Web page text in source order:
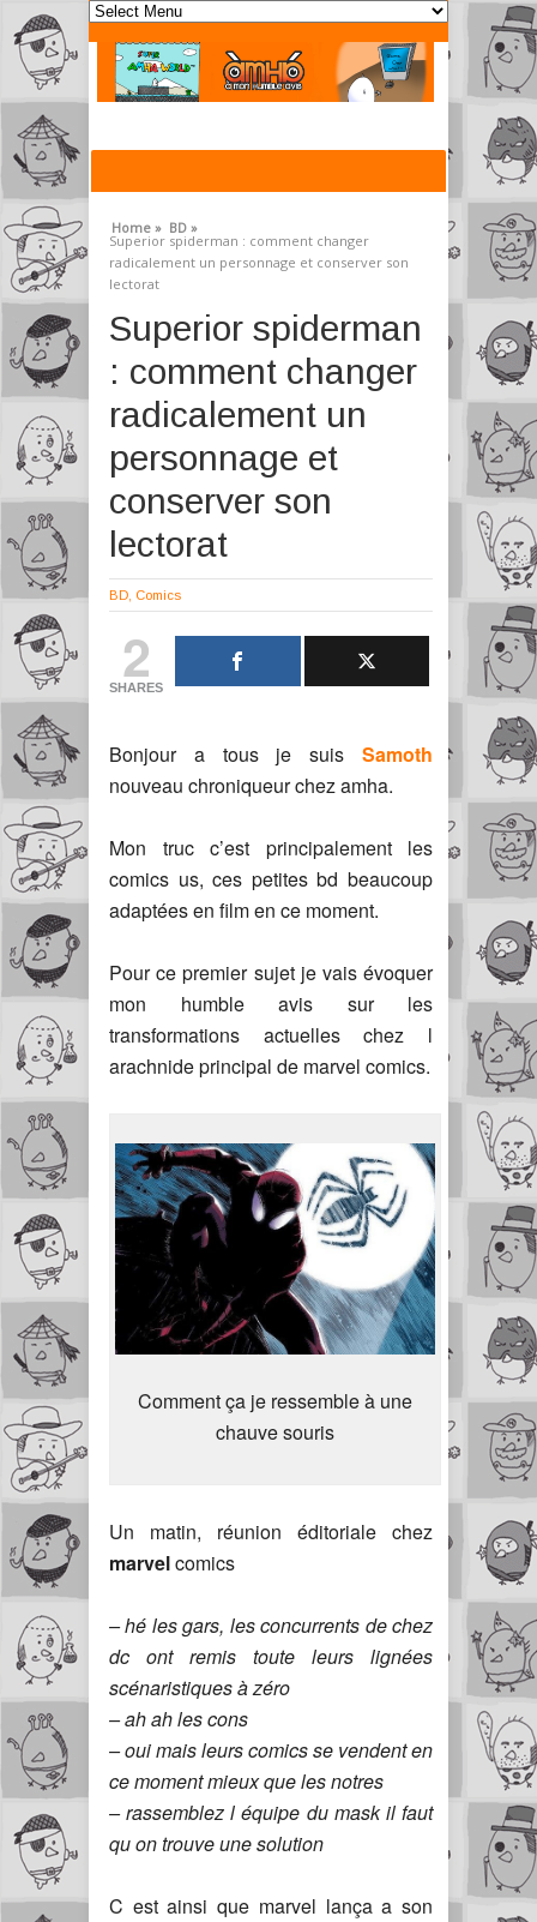
Home » BD »
Superior spiderman : comment changer
radicalement un personnage et conserver son
lectorat
Superior spiderman
: comment changer
radicalement un
personnage et
conserver son
lectorat
BD Comics
2
SHARES
Bonjour a tous je suis Samoth
nouveau chroniqueur chez amha.
Mon truc c’est principalement les
comics us, ces petites bd beaucoup
adaptées en film en ce moment.
Pour ce premier sujet je vais évoquer
mon humble avis sur les
transformations actuelles chez l
arachnide principal de marvel comics.
Comment ça je ressemble à une
chauve souris
Un matin, réunion éditoriale chez
marvelcomics
– hé les gars, les concurrents de chez
dc ont remis toute leurs lignées
scénaristiques à zéro
– ah ah les cons
– oui mais leurs comics se vendent en
ce moment mieux que les notres
– rassemblez l équipe du mask il faut
qu on trouve une solution
C est ainsi que marvel lança a son